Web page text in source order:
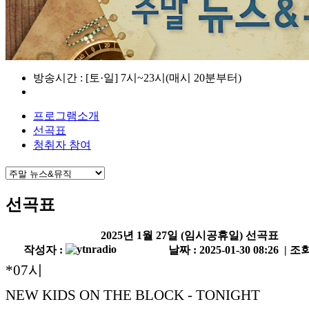
방송시간 : [토·일] 7시~23시(매시 20분부터)
프로그램소개
선곡표
청취자 참여
선곡표
2025년 1월 27일 (임시공휴일) 선곡표
작성자 :
날짜 : 2025-01-30 08:26 | 조
*07시
NEW KIDS ON THE BLOCK - TONIGHT